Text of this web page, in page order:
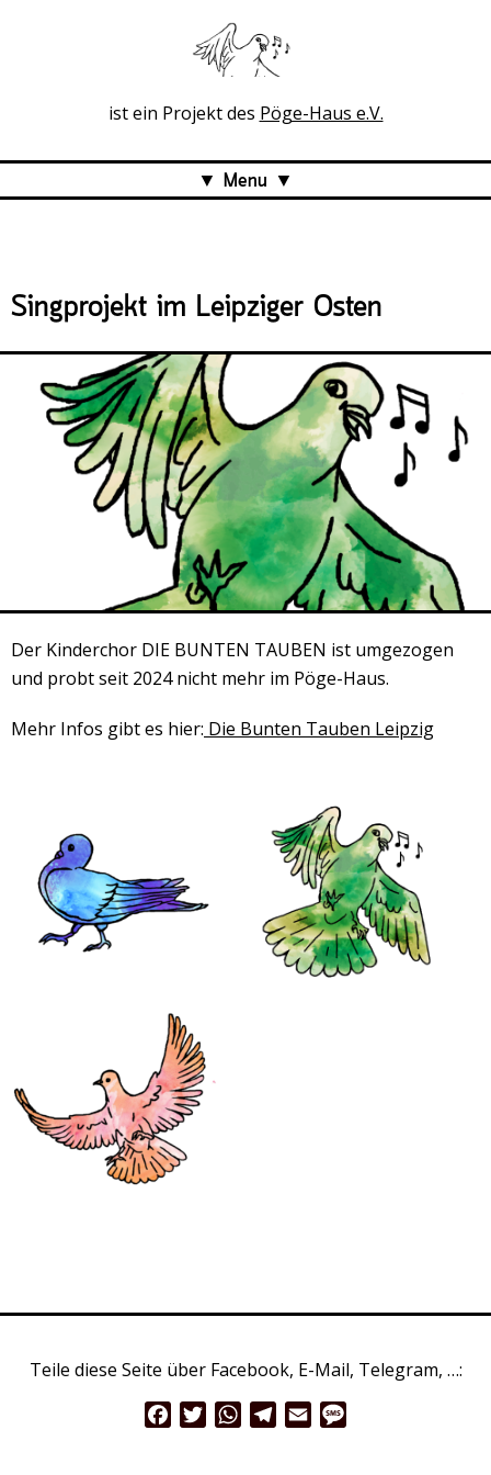
ist ein Projekt des Pöge-Haus e.V.
Menu
Gesangs-Leiterin
Proben
Mitmachen
Termine
Kontakt
Kooperationspartner
Singprojekt im Leipziger Osten
Der Kinderchor DIE BUNTEN TAUBEN ist umgezogen
und probt seit 2024 nicht mehr im Pöge-Haus.
Mehr Infos gibt es hier: Die Bunten Tauben Leipzig
Teile diese Seite über Facebook, E-Mail, Telegram, …:
FacebookTwitterWhatsApp
Telegram
Email